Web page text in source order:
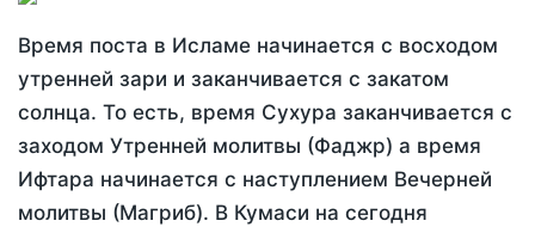
Время поста в Исламе начинается с восходом
утренней зари и заканчивается с закатом
солнца. То есть, время Сухура заканчивается с
заходом Утренней молитвы (Фаджр) а время
Ифтара начинается с наступлением Вечерней
молитвы (Магриб). В Кумаси на сегодня